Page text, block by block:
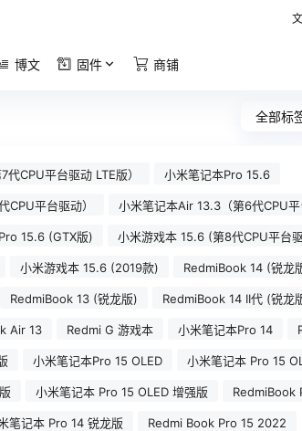
博文 固件 商铺
全部标
CPU平台驱动 LTE版） 小米笔记本Pro 15.6
CPU平台驱动） 小米笔记本Air 13.3（第6代CPU平
15.6 (GTX版) 小米游戏本 15.6 (第8代CPU平台
小米游戏本 15.6 (2019款) RedmiBook 14 (锐龙
RedmiBook 13 (锐龙版) RedmiBook 14 II代 (锐龙
Air 13 Redmi G 游戏本 小米笔记本Pro 14
小米笔记本Pro 15 OLED 小米笔记本 Pro 15
小米笔记本 Pro 15 OLED 增强版 RedmiBook
笔记本 Pro 14 锐龙版 Redmi Book Pro 15 2022